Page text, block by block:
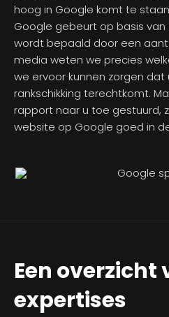
hoog in Google komt te
Google gebeurt op basis van
wordt bepaald door een
media weten we precies
we ervoor kunnen zorgen
rankschikking terechtkomt.
rapport naar u toe gestuurd,
website op Google goed in
Een overzicht
expertises